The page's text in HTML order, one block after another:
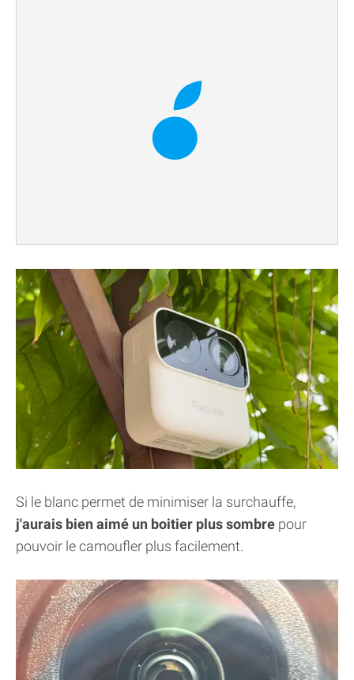
Si le blanc permet de minimiser la surchauffe,
j'aurais bien aimé un boitier plus sombre pour
pouvoir le camoufler plus facilement.